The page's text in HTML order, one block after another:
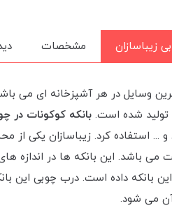
زیباسازان مشخصات
وسایل در هر آشپزخانه ای می
بانکه کوکونات در چوبی
و ... استفاده کرد. زیباسازان یکی
می باشد. این بانکه ها در اندازه
بانکه داده است. درب چوبی این
آن می شود.